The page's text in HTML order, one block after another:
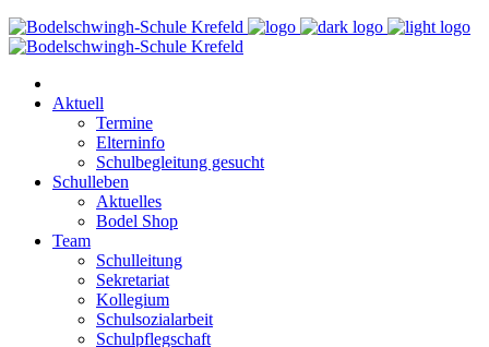
Aktuell
Termine
Elterninfo
Schulbegleitung gesucht
Schulleben
Aktuelles
Bodel Shop
Team
Schulleitung
Sekretariat
Kollegium
Schulsozialarbeit
Schulpflegschaft